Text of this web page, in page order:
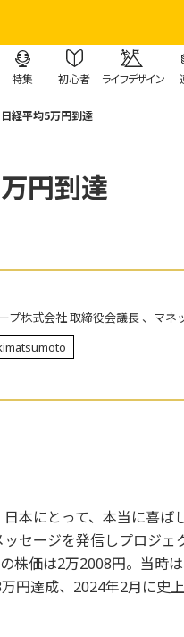
特集 初心者 ライフデザイン
経平均5万円到達
円到達
プ株式会社 取締役会議長 、マネ
本にとって、本当に喜ば
ッセージを発信しプロジ
株価は2万2008円。当時
円達成、2024年2月に史